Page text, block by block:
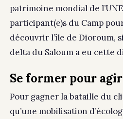
patrimoine mondial de
participant(e)s du Camp
découvrir l’île de Dioroum,
delta du Saloum a eu cette
Se former pour agir
Pour gagner la bataille du
qu’une mobilisation